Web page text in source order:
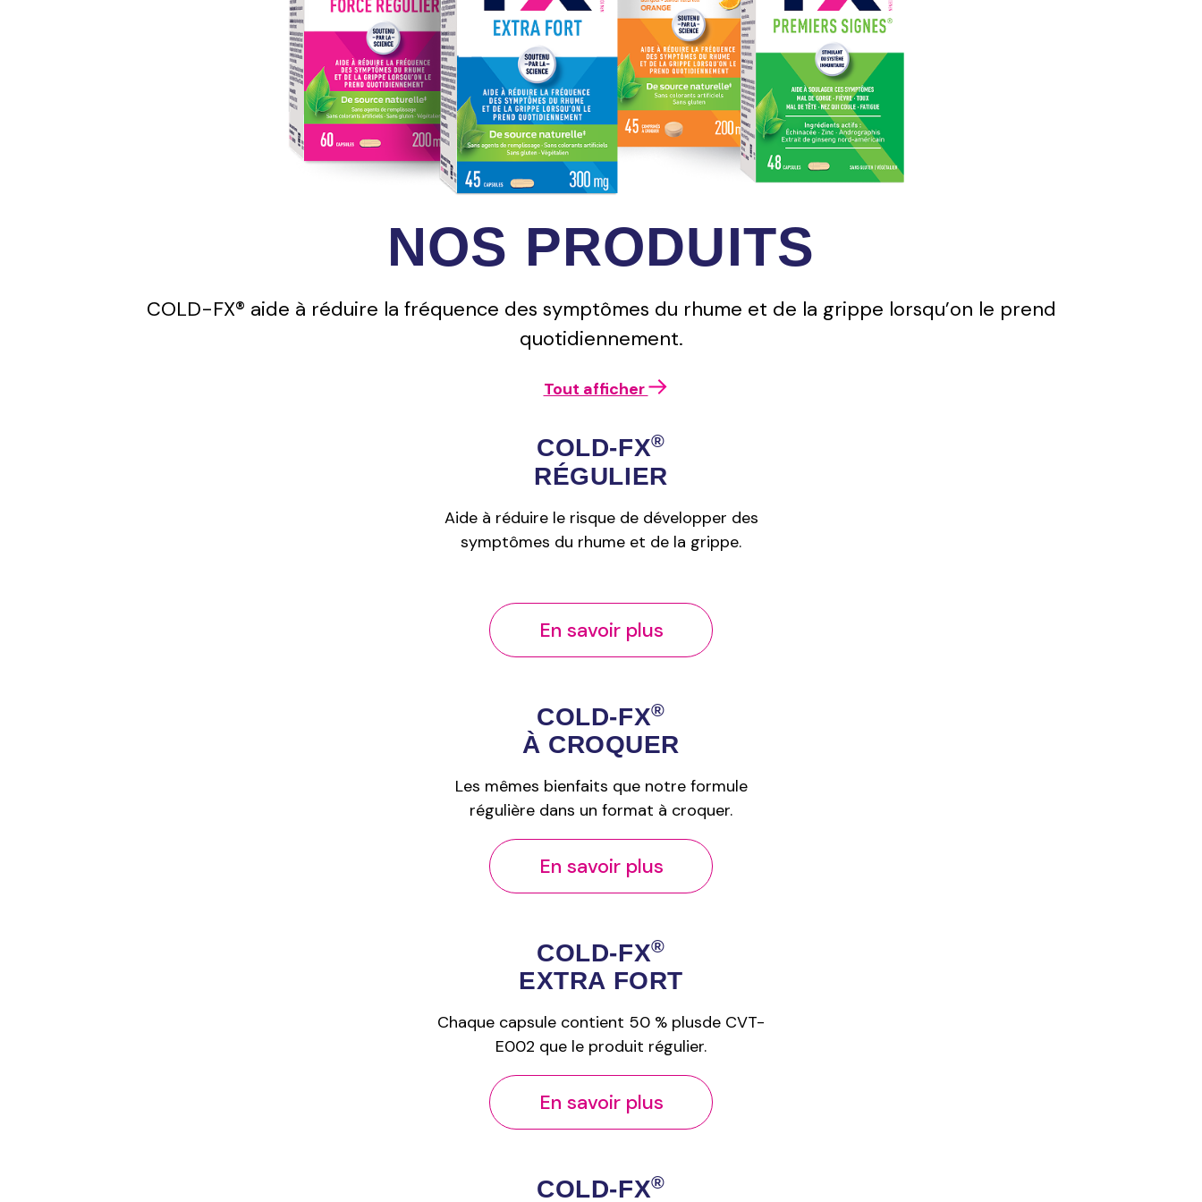
NOS PRODUITS
COLD-FX® aide à réduire la fréquence des symptômes du rhume et de la grippe lorsqu’on le prend
quotidiennement.
Tout afficher
COLD‑FX®
RÉGULIER
Aide à réduire le risque de développer des
symptômes du rhume et de la grippe.
En savoir plus
COLD‑FX®
À CROQUER
Les mêmes bienfaits que notre formule
régulière dans un format à croquer.
En savoir plus
COLD‑FX®
EXTRA FORT
Chaque capsule contient 50 % plusde CVT-
E002 que le produit régulier.
En savoir plus
COLD‑FX®